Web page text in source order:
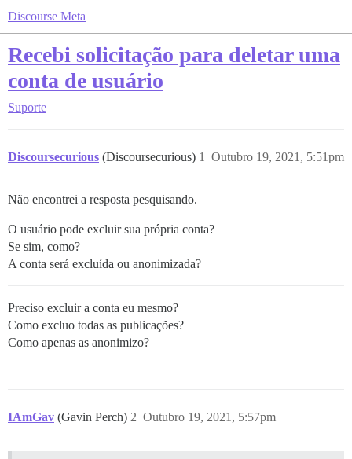
Discourse Meta
Recebi solicitação para deletar uma
conta de usuário
Suporte
Discoursecurious (Discoursecurious) Outubro 19, 2021, 5:51pm
1
Não encontrei a resposta pesquisando.
O usuário pode excluir sua própria conta?
Se sim, como?
A conta será excluída ou anonimizada?
Preciso excluir a conta eu mesmo?
Como excluo todas as publicações?
Como apenas as anonimizo?
IAmGav (Gavin Perch) Outubro 19, 2021, 5:57pm
2